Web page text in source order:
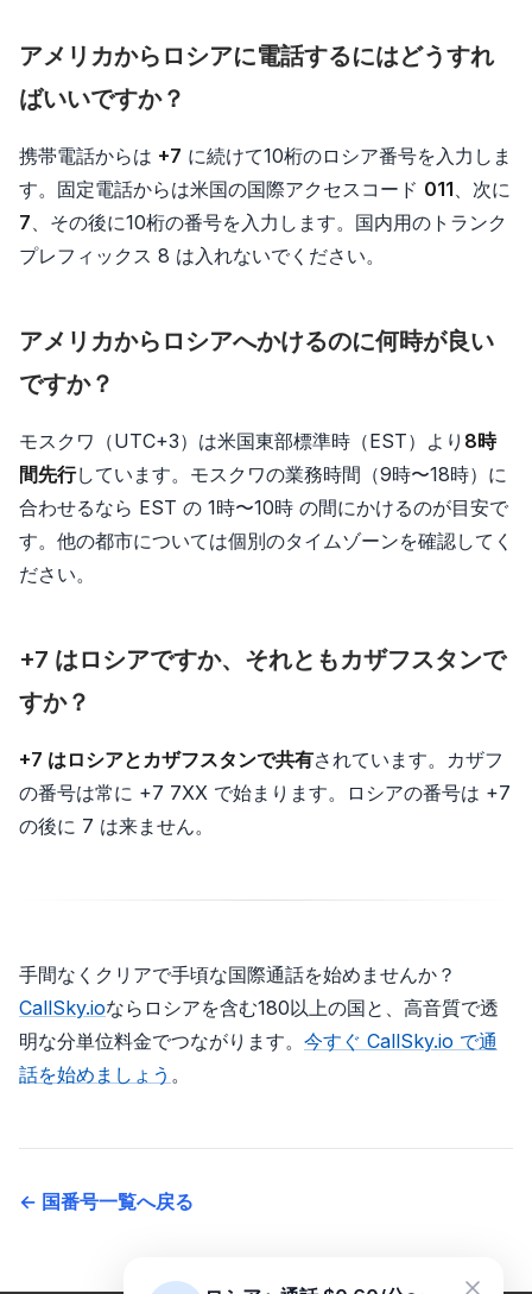
アメリカからロシアに電話するにはどうすれ
ばいいですか？
携帯電話からは +7 に続けて10桁のロシア番号を入力しま
す。固定電話からは米国の国際アクセスコード 011、次に
7、その後に10桁の番号を入力します。国内用のトランク
プレフィックス 8 は入れないでください。
アメリカからロシアへかけるのに何時が良い
ですか？
モスクワ（UTC+3）は米国東部標準時（EST）より 8時
間先行しています。モスクワの業務時間（9時〜18時）に
合わせるなら EST の 1時〜10時 の間にかけるのが目安で
す。他の都市については個別のタイムゾーンを確認してく
ださい。
+7 はロシアですか、それともカザフスタンで
すか？
+7 はロシアとカザフスタンで共有されています。カザフ
の番号は常に +7 7XX で始まります。ロシアの番号は +7
の後に 7 は来ません。
手間なくクリアで手頃な国際通話を始めませんか？
CallSky.ioならロシアを含む180以上の国と、高音質で透
明な分単位料金でつながります。 今すぐ CallSky.io で通
話を始めましょう 。
← 国番号一覧へ戻る